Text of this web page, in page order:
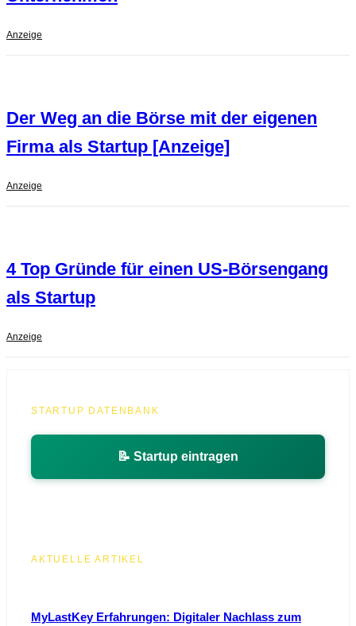
Anzeige
Der Weg an die Börse mit der eigenen
Firma als Startup [Anzeige]
Anzeige
4 Top Gründe für einen US-Börsengang
als Startup
Anzeige
STARTUP DATENBANK
📝 Startup eintragen
AKTUELLE ARTIKEL
MyLastKey Erfahrungen: Digitaler Nachlass zum